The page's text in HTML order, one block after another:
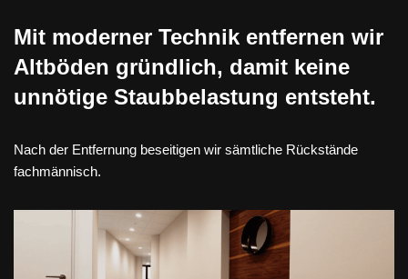
Mit moderner Technik entfernen wir
Altböden gründlich, damit keine
unnötige Staubbelastung entsteht.
Nach der Entfernung beseitigen wir sämtliche Rückstände
fachmännisch.